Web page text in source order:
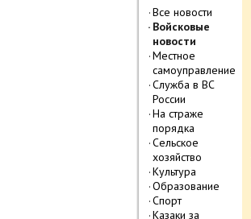
Все новости
Войсковые
новости
Местное
самоуправление
Служба в ВС
России
На страже
порядка
Сельское
хозяйство
Культура
Образование
Спорт
Казаки за